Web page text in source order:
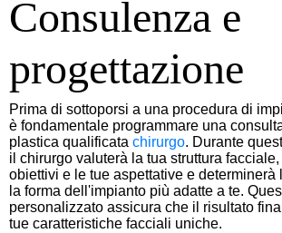
Consulenza e
progettazione
Prima di sottoporsi a una procedura di
è fondamentale programmare una
plastica qualificata chirurgo. Durante
il chirurgo valuterà la tua struttura
obiettivi e le tue aspettative e determinerà
la forma dell'impianto più adatte a te.
personalizzato assicura che il risultato
tue caratteristiche facciali uniche.